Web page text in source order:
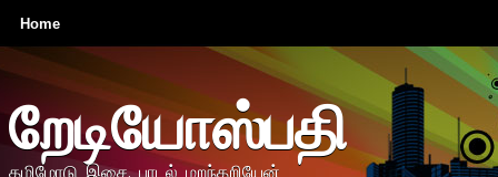
Home
றேடியோஸ்பதி